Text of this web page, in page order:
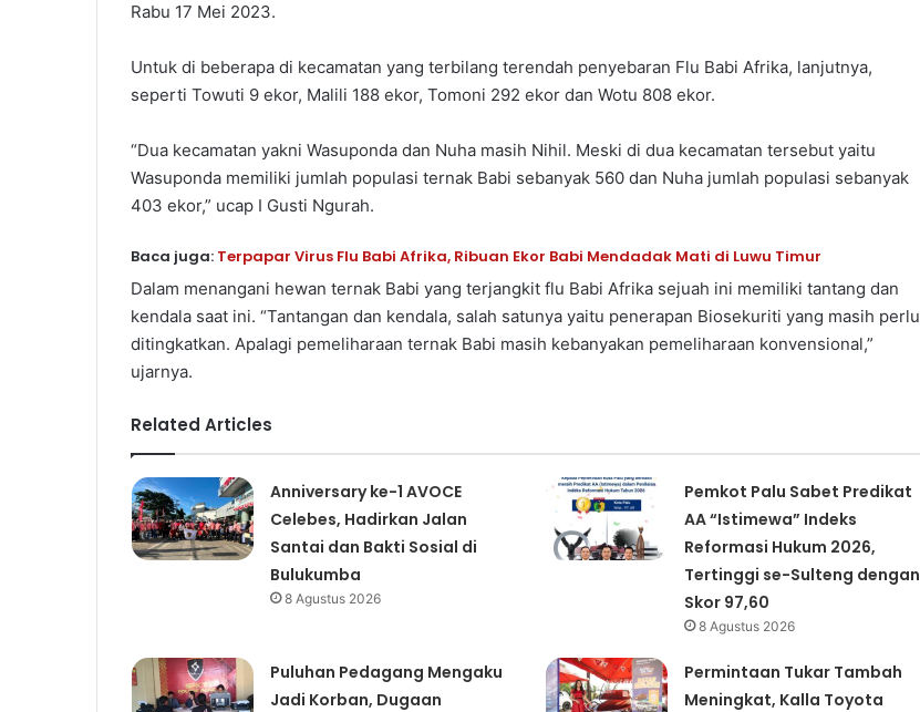
Rabu 17 Mei 2023.
Untuk di beberapa di kecamatan yang terbilang terendah penyebaran Flu Babi Afrika, lanjutnya,
seperti Towuti 9 ekor, Malili 188 ekor, Tomoni 292 ekor dan Wotu 808 ekor.
“Dua kecamatan yakni Wasuponda dan Nuha masih Nihil. Meski di dua kecamatan tersebut yaitu
Wasuponda memiliki jumlah populasi ternak Babi sebanyak 560 dan Nuha jumlah populasi sebanyak
403 ekor,” ucap I Gusti Ngurah.
Baca juga: Terpapar Virus Flu Babi Afrika, Ribuan Ekor Babi Mendadak Mati di Luwu Timur
Dalam menangani hewan ternak Babi yang terjangkit flu Babi Afrika sejuah ini memiliki tantang dan
kendala saat ini. “Tantangan dan kendala, salah satunya yaitu penerapan Biosekuriti yang masih perlu
ditingkatkan. Apalagi pemeliharaan ternak Babi masih kebanyakan pemeliharaan konvensional,”
ujarnya.
Related Articles
Anniversary ke-1 AVOCE
Celebes, Hadirkan Jalan
Santai dan Bakti Sosial di
Bulukumba
8 Agustus 2026
Pemkot Palu Sabet Predikat
AA “Istimewa” Indeks
Reformasi Hukum 2026,
Tertinggi se-Sulteng dengan
Skor 97,60
8 Agustus 2026
Puluhan Pedagang Mengaku
Jadi Korban, Dugaan
Permintaan Tukar Tambah
Meningkat, Kalla Toyota